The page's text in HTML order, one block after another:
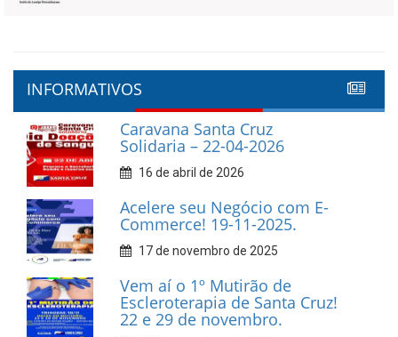
INFORMATIVOS
Caravana Santa Cruz
Solidaria – 22-04-2026
16 de abril de 2026
Acelere seu Negócio com E-
Commerce! 19-11-2025.
17 de novembro de 2025
Vem aí o 1º Mutirão de
Escleroterapia de Santa Cruz!
22 e 29 de novembro.